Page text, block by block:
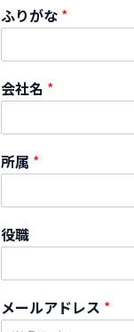
ふりがな *
会社名 *
所属 *
役職
メールアドレス *